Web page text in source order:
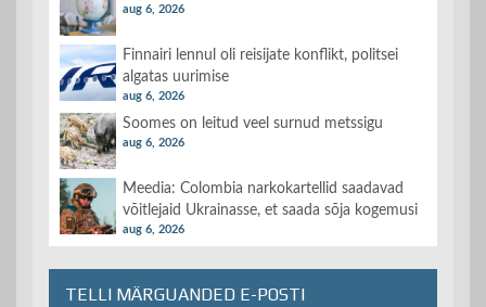
aug 6, 2026
Finnairi lennul oli reisijate konflikt, politsei
algatas uurimise
aug 6, 2026
Soomes on leitud veel surnud metssigu
aug 6, 2026
Meedia: Colombia narkokartellid saadavad
võitlejaid Ukrainasse, et saada sõja kogemusi
aug 6, 2026
TELLI MÄRGUANDED E-POSTI